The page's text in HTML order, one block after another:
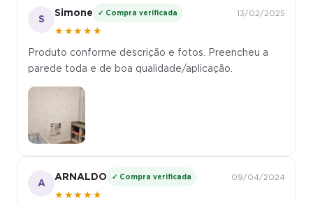
S
Simone
★★★★★
13/02/2025
Produto conforme descrição e fotos. Preencheu a
parede toda e de boa qualidade/aplicação.
A
ARNALDO
★★★★★
09/04/2024